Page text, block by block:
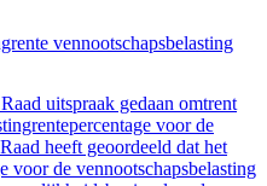
vennootschapsbelasting
uitspraak gedaan omtrent
voor de
heeft geoordeeld dat het
voor de vennootschapsbelasting